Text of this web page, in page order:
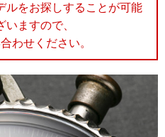
ルをお探しすることが可能
いますので、
わせください。